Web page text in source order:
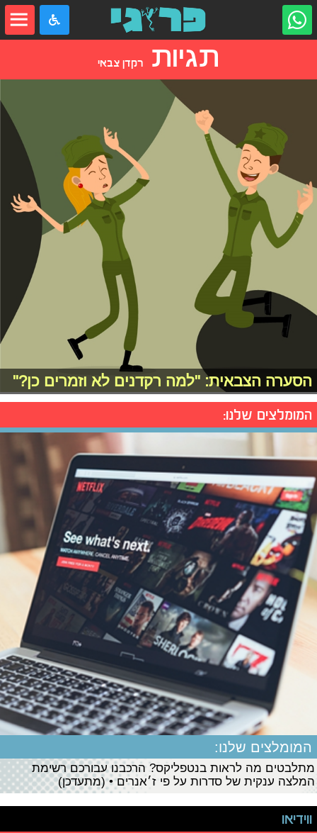
תגיות רקדן צבאי
הסערה הצבאית: "למה רקדנים לא וזמרים כן?"
המומלצים שלנו:
המומלצים שלנו:
מתלבטים מה לראות בנטפליקס? הרכבנו עבורכם רשימת
המלצה ענקית של סדרות על פי ז׳אנרים • (מתעדכן)
ווידיאו